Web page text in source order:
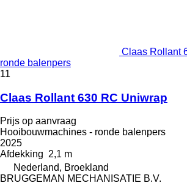
Claas Rollant
ronde balenpers
11
Claas Rollant 630 RC Uniwrap
Prijs op aanvraag
Hooibouwmachines - ronde balenpers
2025
Afdekking 2,1 m
Nederland, Broekland
BRUGGEMAN MECHANISATIE B.V.